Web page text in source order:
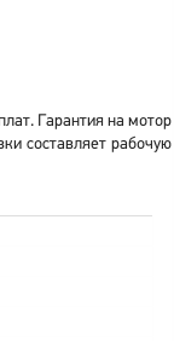
Гарантия на мотор
составляет рабочую